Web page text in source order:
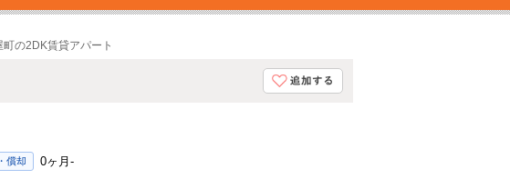
の2DK賃貸アパート
償却 0ヶ月-